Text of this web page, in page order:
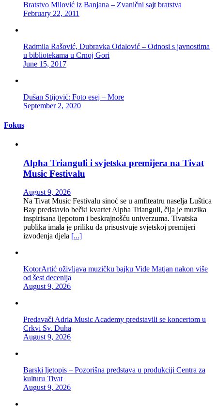
Bratstvo Milović iz Banjana – Zvanični sajt bratstva
February 22, 2011
Radmila Rašović, Dubravka Odalović – Odnosi s javnostima
u bibliotekama u Crnoj Gori
June 15, 2017
Dušan Stijović: Foto esej – More
September 2, 2020
Fokus
Alpha Trianguli i svjetska premijera na Tivat
Music Festivalu
August 9, 2026
Na Tivat Music Festivalu sinoć se u amfiteatru naselja Luštica
Bay predstavio bečki kvartet Alpha Trianguli, čija je muzika
inspirisana ljepotom i beskrajnošću univerzuma. Tivatska
publika imala je priliku da prisustvuje svjetskoj premijeri
izvođenja djela [...]
KotorArtić oživljava muzičku bajku Vide Matjan nakon više
od šest decenija
August 9, 2026
Predavači Adria Music Academy predstavili se koncertom u
Crkvi Sv. Duha
August 9, 2026
Barski ljetopis – Pozorišna predstava u produkciji Centra za
kulturu Tivat
August 9, 2026